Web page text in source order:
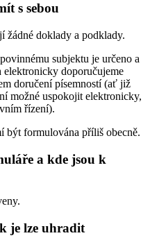
s sebou
žádné doklady a podklady.
subjektu je určeno a
doporučujeme
doručení písemností (ať již
možné uspokojit elektronicky,
řízení).
být formulována příliš obecně.
a kde jsou k
je lze uhradit